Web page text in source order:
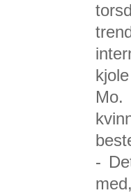
-